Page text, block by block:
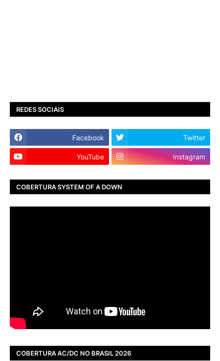
REDES SOCIAIS
Facebook Twitter
YouTube Instagram
COBERTURA SYSTEM OF A DOWN
COBERTURA AC/DC NO BRASIL 2026